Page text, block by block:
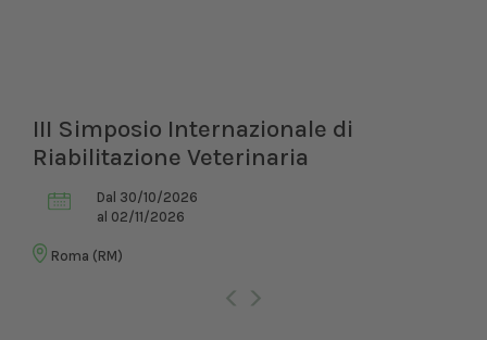
III Simposio Internazionale di
Riabilitazione Veterinaria
Dal 30/10/2026
al 02/11/2026
Roma (RM)